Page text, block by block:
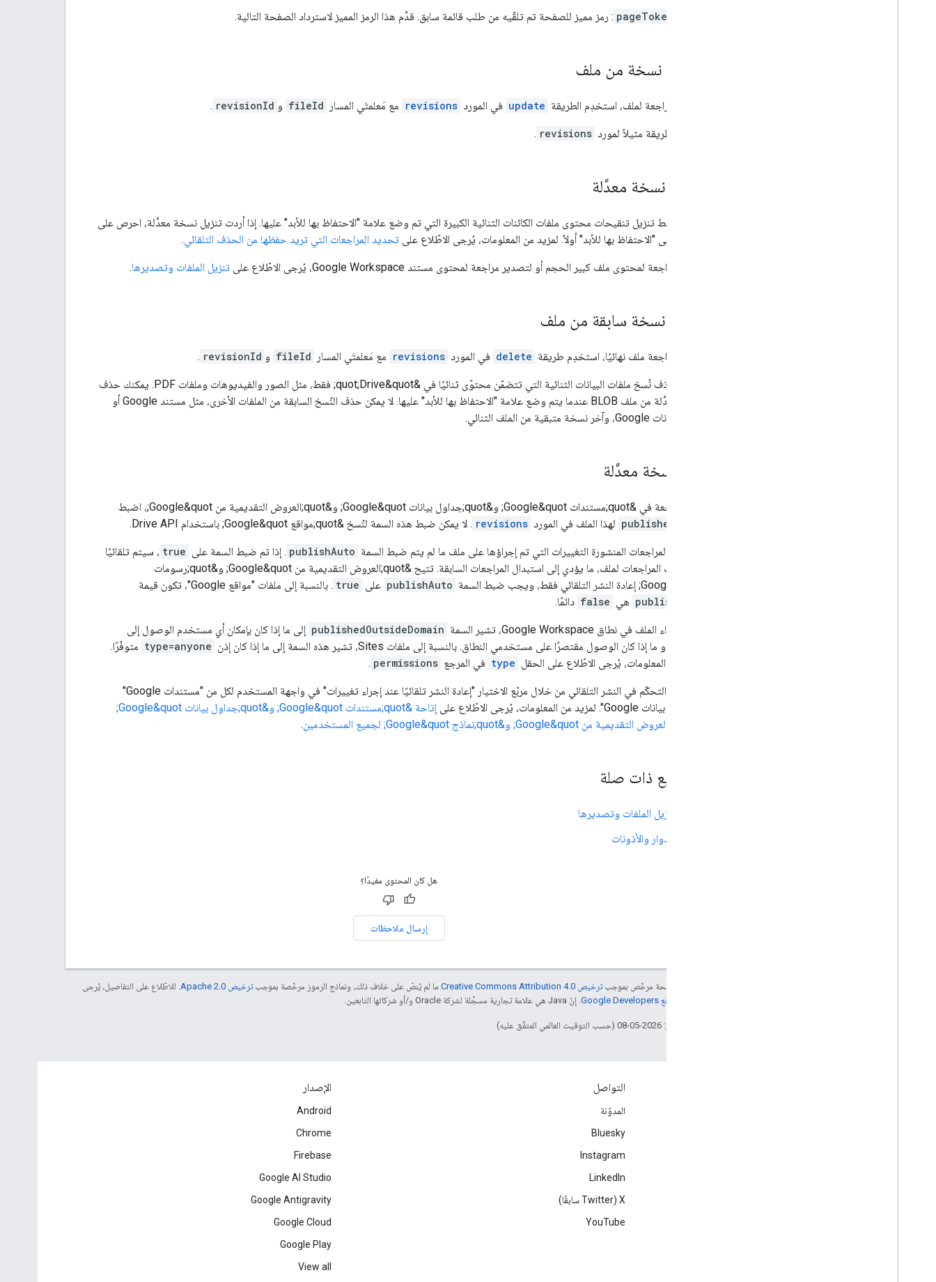
pageToken : رمز مميز للصفحة تم تلقّيه من طلب قائمة سابق. قدِّم هذا الرمز المميز لاسترداد الصفحة التالية.
تعديل نسخة من ملف
لتعديل مراجعة لملف، استخدِم الطريقة update في المورد revisions مع مَعلمتَي المسار fileId و revisionId
.
تعرض الطريقة مثيلاً لمورد revisions
.
تنزيل نسخة معدَّلة
يمكنك فقط تنزيل تنقيحات محتوى ملفات الكائنات الثنائية الكبيرة التي تم وضع علامة "الاحتفاظ بها للأبد" عليها. إذا أردت تنزيل نسخة معدَّلة، احرص على
ضبطها على "الاحتفاظ بها للأبد" أولاً. لمزيد من المعلومات، يُرجى الاطّلاع على تحديد المراجعات التي تريد حفظها من الحذف التلقائي.
لتنزيل مراجعة لمحتوى ملف كبير الحجم أو لتصدير مراجعة لمحتوى مستند Google Workspace، يُرجى الاطّلاع على تنزيل الملفات وتصديرها.
حذف نسخة سابقة من ملف
لحذف مراجعة ملف نهائيًا، استخدِم طريقة delete في المورد revisions مع مَعلمتَي المسار fileId و revisionId
.
يمكنك حذف نُسخ ملفات البيانات الثنائية التي تتضمّن محتوًى ثنائيًا في &quot;Drive&quot; فقط، مثل الصور والفيديوهات وملفات PDF. يمكنك حذف
نسخة معدَّلة من ملف BLOB عندما يتم وضع علامة "الاحتفاظ بها للأبد" عليها. لا يمكن حذف النُسخ السابقة من الملفات الأخرى، مثل مستند Google أو
جدول بيانات Google، وآخر نسخة متبقية من الملف الثنائي.
نشر نسخة معدَّلة
لنشر مراجعة في &quot;مستندات Google&quot; و&quot;جداول بيانات Google&quot; و&quot;العروض التقديمية من Google&quot;، اضبط
published لهذا الملف في المورد revisions . لا يمكن ضبط هذه السمة لنُسخ &quot;مواقع Google&quot; باستخدام Drive API.
لا تعكس المراجعات المنشورة التغييرات التي تم إجراؤها على ملف ما لم يتم ضبط السمة publishAuto . إذا تم ضبط السمة على true ، سيتم تلقائيًا
نشر أحدث المراجعات لملف، ما يؤدي إلى استبدال المراجعات السابقة. تتيح &quot;العروض التقديمية من Google&quot; و&quot;رسومات
Google&quot; إعادة النشر التلقائي فقط، ويجب ضبط السمة
publishAuto على true . بالنسبة إلى ملفات "مواقع Google"، تكون قيمة
publishAuto هي false دائمًا.
إذا تم إنشاء الملف في نطاق Google Workspace، تشير السمة publishedOutsideDomain إلى ما إذا كان بإمكان أي مستخدم الوصول إلى
المراجعة أو ما إذا كان الوصول مقتصرًا على مستخدمي النطاق. بالنسبة إلى ملفات Sites، تشير هذه السمة إلى ما إذا كان إذن
type=anyone متوفّرًا.
لمزيد من المعلومات، يُرجى الاطّلاع على الحقل type في المرجع permissions
.
يتم أيضًا التحكّم في النشر التلقائي من خلال مربّع الاختيار "إعادة النشر تلقائيًا عند إجراء تغييرات" في واجهة المستخدم لكل من "مستندات Google"
و"جداول بيانات Google". لمزيد من المعلومات، يُرجى الاطّلاع على
إتاحة &quot;مستندات Google&quot; و&quot;جداول بيانات Google&quot;
.
مواضيع ذات صلة
تنزيل الملفات وتصديرها
الأدوار والأذونات
هل كان المحتوى مفيدًا؟
إرسال ملاحظات
إنّ محتوى هذه الصفحة مرخّص بموجبترخيص Creative Commons Attribution 4.0‏ ما لم يُنصّ على خلاف ذلك، ونماذج الرموز مرخّصة بموجبترخيص Apache 2.0‏
. للاطّلاع على التفاصيل، يُرجى
سياسات موقع Google Developers‏ . إنّ Java هي علامة تجارية مسجَّلة لشركة Oracle و/أو شركائها التابعين.
تاريخ التعديل الأخير: 2026-05-08 (حسب التوقيت العالمي المتفَّق عليه)
التواصل
المدوّنة
Bluesky
Instagram
LinkedIn
‫X ‏(Twitter سابقًا)
YouTube
الإصدار
Android
Chrome
Firebase
Google AI Studio
Google Antigravity
Google Cloud
Google Play
View all